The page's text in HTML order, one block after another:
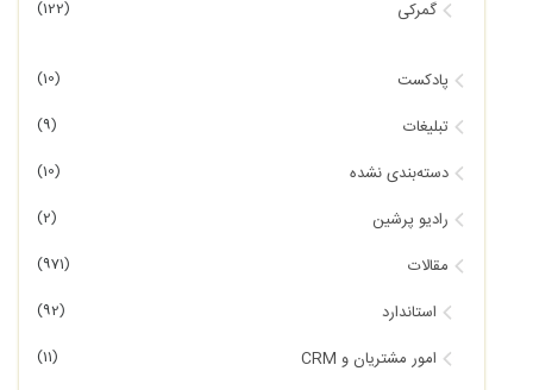
گمرکی (122)
پادکست (10)
تبلیغات (9)
دسته‌بندی نشده (10)
رادیو پرشین (2)
مقالات (971)
استاندارد (92)
امور مشتریان و CRM (11)